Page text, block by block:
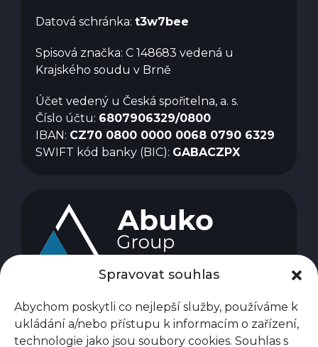
Spravovat souhlas
Abychom poskytli co nejlepší služby, používáme k
ukládání a/nebo přístupu k informacím o zařízení,
technologie jako jsou soubory cookies. Souhlas s
Datová schránka: t3w7bee
Spisová značka: C 148683 vedená u
Krajského soudu v Brně
Účet vedený u Česká spořitelna, a. s.
Číslo účtu: 6807906329/0800
IBAN: CZ70 0800 0000 0068 0790 6329
SWIFT kód banky (BIC): GABACZPX